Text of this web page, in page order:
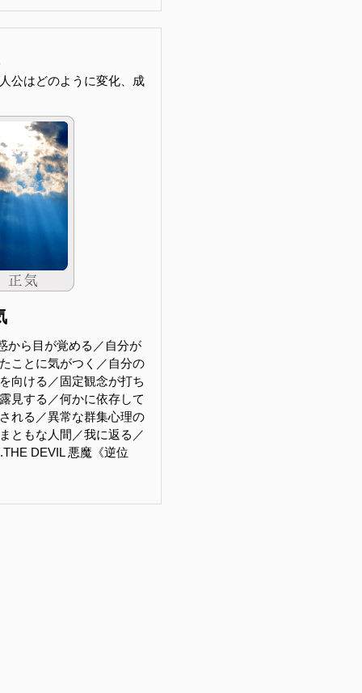
公はどのように変化、成
から目が覚める／自分が
ことに気がつく／自分の
向ける／固定観念が打ち
見する／何かに依存して
れる／異常な群集心理の
ともな人間／我に返る／
DEVIL 悪魔《逆位